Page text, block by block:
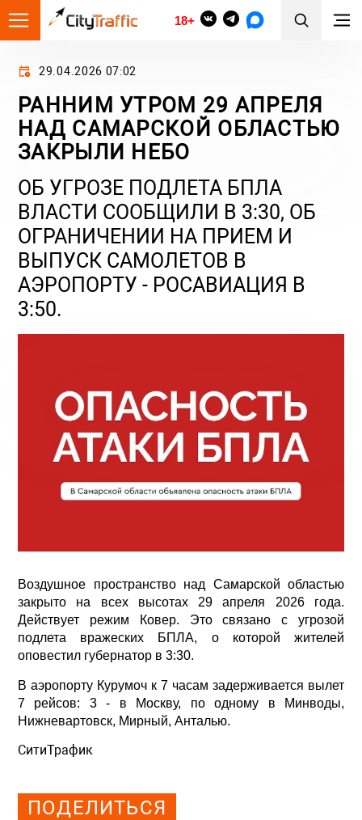
18+
29.04.2026 07:02
РАННИМ УТРОМ 29 АПРЕЛЯ
НАД САМАРСКОЙ ОБЛАСТЬЮ
ЗАКРЫЛИ НЕБО
ОБ УГРОЗЕ ПОДЛЕТА БПЛА
ВЛАСТИ СООБЩИЛИ В 3:30, ОБ
ОГРАНИЧЕНИИ НА ПРИЕМ И
ВЫПУСК САМОЛЕТОВ В
АЭРОПОРТУ - РОСАВИАЦИЯ В
3:50.
Воздушное пространство над Самарской областью
закрыто на всех высотах 29 апреля 2026 года.
Действует режим Ковер. Это связано с угрозой
подлета вражеских БПЛА, о которой жителей
оповестил губернатор в 3:30.
В аэропорту Курумоч к 7 часам задерживается вылет
7 рейсов: 3 - в Москву, по одному в Минводы,
Нижневартовск, Мирный, Анталью.
СитиТрафик
ПОДЕЛИТЬСЯ